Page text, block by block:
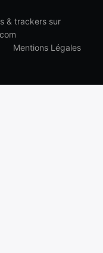
& trackers sur
Mentions Légales